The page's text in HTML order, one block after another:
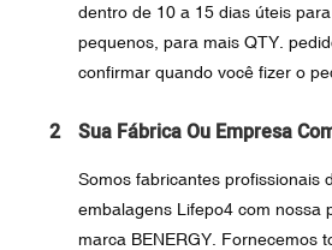
dentro de 10 a 15 dias úteis
pequenos, para mais QTY.
confirmar quando você fizer o
2 Sua Fábrica Ou Empresa
Somos fabricantes profissionais
embalagens Lifepo4 com nossa
marca BENERGY. Fornecemos